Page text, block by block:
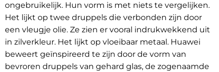
ongebruikelijk. Hun vorm is met niets te vergelijken.
Het lijkt op twee druppels die verbonden zijn door
een vleugje olie. Ze zien er vooral indrukwekkend uit
in zilverkleur. Het lijkt op vloeibaar metaal. Huawei
beweert geïnspireerd te zijn door de vorm van
bevroren druppels van gehard glas, de zogenaamde